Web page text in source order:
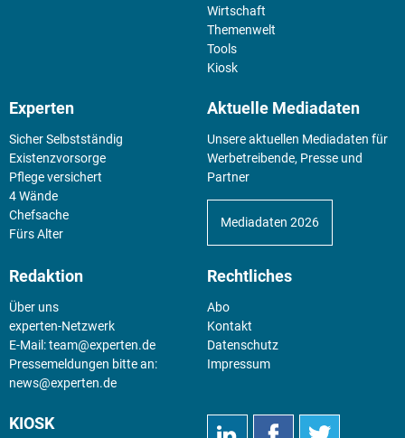
Wirtschaft
Themenwelt
Tools
Kiosk
Experten
Sicher Selbstständig
Existenz­vorsorge
Pflege versichert
4 Wände
Chefsache
Fürs Alter
Aktuelle Mediadaten
Unsere aktuellen Mediadaten für
Werbetreibende, Presse und
Partner
Mediadaten 2026
Redaktion
Über uns
experten-Netzwerk
E-Mail:team@experten.de
Pressemeldungen bitte an:
news@experten.de
Rechtliches
Abo
Kontakt
Datenschutz
Impressum
KIOSK